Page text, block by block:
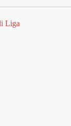
Liga